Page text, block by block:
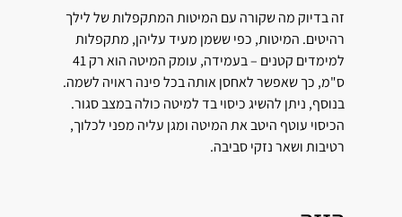
זה בדיוק מה שקורה עם המיטות המתקפלות של לילך
רהיטים. המיטות, כפי ששמן מעיד עליהן, מתקפלות
למימדים קטנים – בעמידה, עומק המיטה הוא רק 41
ס"מ, כך שאפשר לאחסן אותה בכל פינה ראויה לשמה.
בנוסף, ניתן להשיג כיסוי בד למיטה כולה במצב סגור.
הכיסוי עוטף היטב את המיטה ומגן עליה מפני לכלוך,
רטיבות ושאר נזקי סביבה.